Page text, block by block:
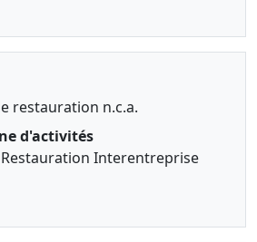
restauration n.c.a.
d'activités
Restauration Interentreprise